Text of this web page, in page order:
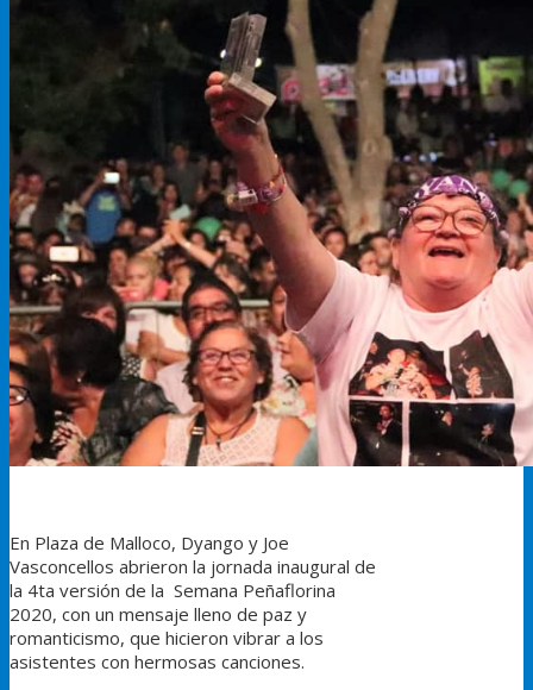
En Plaza de Malloco, Dyango y Joe
Vasconcellos abrieron la jornada inaugural de
la 4ta versión de la Semana Peñaflorina
2020, con un mensaje lleno de paz y
romanticismo, que hicieron vibrar a los
asistentes con hermosas canciones.